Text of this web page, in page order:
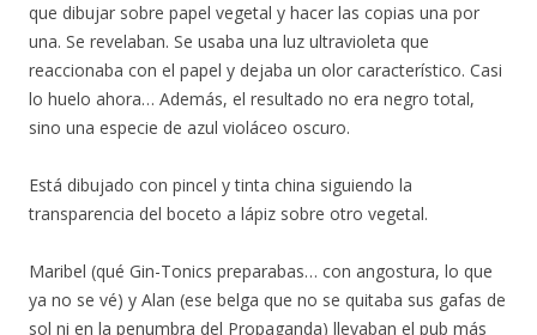
que dibujar sobre papel vegetal y hacer las copias una por
una. Se revelaban. Se usaba una luz ultravioleta que
reaccionaba con el papel y dejaba un olor característico. Casi
lo huelo ahora… Además, el resultado no era negro total,
sino una especie de azul violáceo oscuro.
Está dibujado con pincel y tinta china siguiendo la
transparencia del boceto a lápiz sobre otro vegetal.
Maribel (qué Gin-Tonics preparabas… con angostura, lo que
ya no se vé) y Alan (ese belga que no se quitaba sus gafas de
sol ni en la penumbra del Propaganda) llevaban el pub más